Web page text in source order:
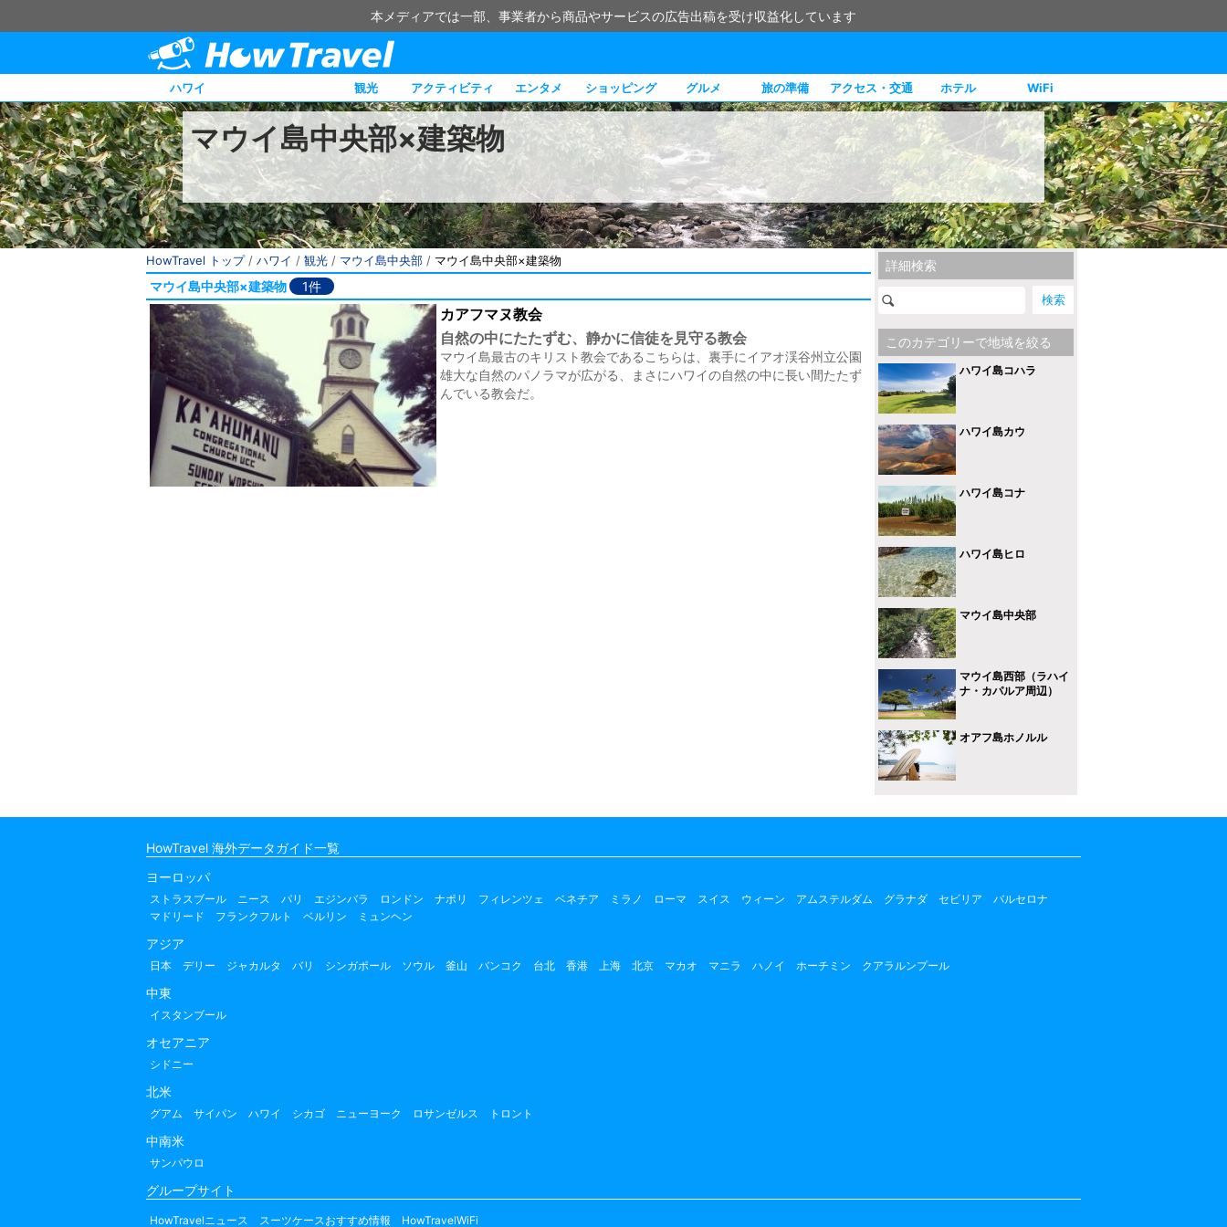
本メディアでは一部、事業者から商品やサービスの広告出稿を受け収益化しています
ハワイ 観光 アクティビティ エンタメ ショッピング グルメ 旅の準備 アクセス・交通 ホテル WiFi
マウイ島中央部×建築物
詳細検索
このカテゴリーで地域を絞る
ハワイ島コハラ
ハワイ島カウ
ハワイ島コナ
ハワイ島ヒロ
マウイ島中央部
マウイ島西部（ラハイ
ナ・カパルア周辺）
オアフ島ホノルル
HowTravel トップ/ ハワイ / 観光 / マウイ島中央部 / マウイ島中央部×建築物
マウイ島中央部×建築物 1件
カアフマヌ教会
自然の中にたたずむ、静かに信徒を見守る教会
マウイ島最古のキリスト教会であるこちらは、裏手にイアオ渓谷州立公園
雄大な自然のパノラマが広がる、まさにハワイの自然の中に長い間たたず
んでいる教会だ。
HowTravel 海外データガイド一覧
ヨーロッパ
ストラスブール ニース パリ エジンバラ ロンドン ナポリ フィレンツェ ベネチア ミラノ ローマ スイス ウィーン アムステルダム グラナダ セビリア
バルセロナ
マドリード
フランクフルト ベルリン ミュンヘン
アジア
日本 デリー ジャカルタ バリ シンガポール ソウル 釜山 バンコク 台北 香港 上海 北京 マカオ マニラ ハノイ ホーチミン クアラルンプール
中東
イスタンブール
オセアニア
シドニー
北米
グアム サイパン ハワイ シカゴ ニューヨーク ロサンゼルス トロント
中南米
サンパウロ
グループサイト
HowTravelニュース スーツケースおすすめ情報 HowTravelWiFi